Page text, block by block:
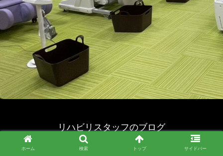
リハビリスタッフのブログ
© 2023 リハビリスタッフのブログ.
ホーム 検索 トップ サイドバー